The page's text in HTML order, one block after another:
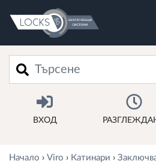
ВХОД
Начало › Viro › Катинари ›